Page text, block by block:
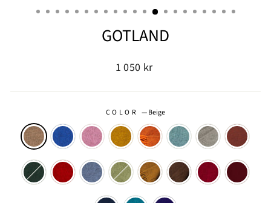
GOTLAND
Ordinarie
1 050 kr
COLOR—Beige